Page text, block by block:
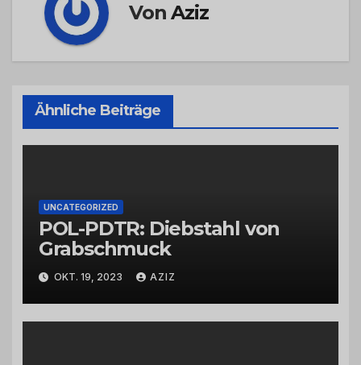
VonAziz
Ähnliche Beiträge
UNCATEGORIZED
POL-PDTR: Diebstahl von
Grabschmuck
OKT. 19, 2023 AZIZ